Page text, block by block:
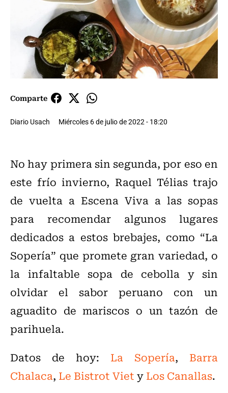
Comparte
Diario Usach Miércoles 6 de julio de 2022 - 18:20
No hay primera sin segunda, por eso en
este frío invierno, Raquel Télias trajo
de vuelta a Escena Viva a las sopas
para recomendar algunos lugares
dedicados a estos brebajes, como “La
Sopería” que promete gran variedad, o
la infaltable sopa de cebolla y sin
olvidar el sabor peruano con un
aguadito de mariscos o un tazón de
parihuela.
Datos de hoy: La Sopería, Barra
Chalaca, Le Bistrot VietyLos Canallas.